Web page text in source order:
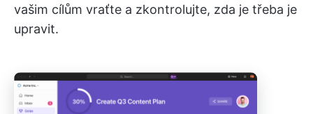
vašim cílům vraťte a zkontrolujte, zda je třeba je
upravit.